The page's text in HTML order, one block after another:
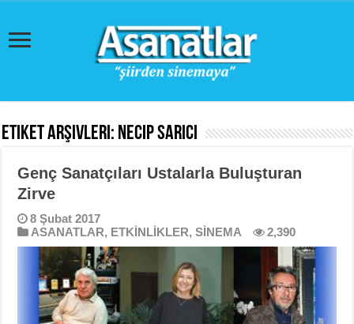
Etiket Arşivleri: Necip Sarıcı
Genç Sanatçıları Ustalarla Buluşturan
Zirve
8 Şubat 2017
ASANATLAR, ETKİNLİKLER,SİNEMA 2,390